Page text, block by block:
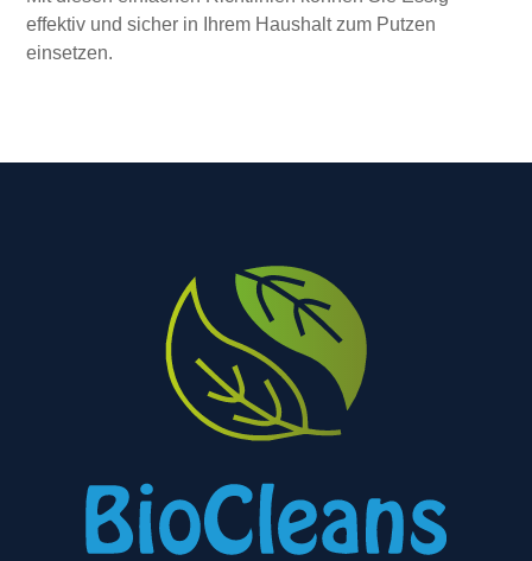
effektiv und sicher in Ihrem Haushalt zum Putzen
einsetzen.